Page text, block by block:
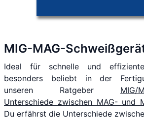
MIG-MAG-
Ideal für schnelle und effiziente
besonders beliebt in der
unseren Ratgeber MIG/
Unterschiede zwischen MAG- und
Du erfährst die Unterschiede